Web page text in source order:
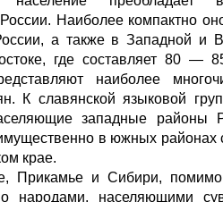
Наиболее компактно
а также в Западной и
где составляет 80 —
наиболее
К славянской языковой
западные районы
в южных районах
крае.
Прикамье и Сибири, помимо
народами, населяющими